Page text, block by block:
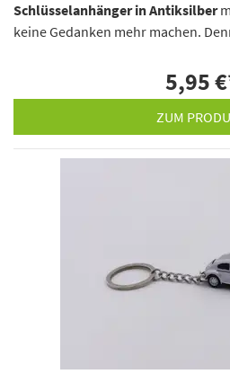
Schlüsselanhänger in Antiksilber
keine Gedanken mehr machen.
5,95 €
ZUM